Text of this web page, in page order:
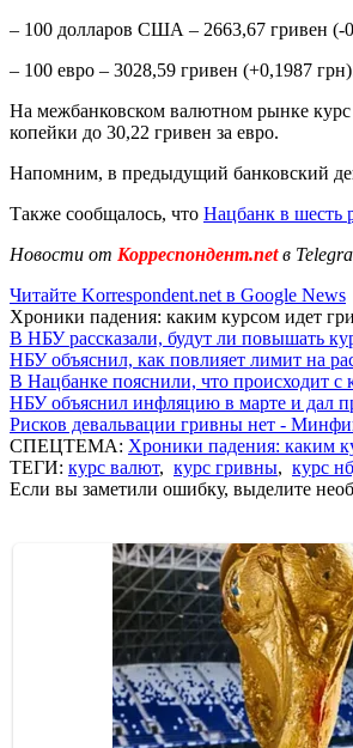
– 100 долларов США – 2663,67 гривен (-
– 100 евро – 3028,59 гривен (+0,1987
На межбанковском валютном рынке курс
копейки до 30,22 гривен за евро.
Напомним, в предыдущий банковский
Также сообщалось, что Нацбанк в шесть
Новости от Корреспондент.netв
Читайте Korrespondent.net в Google News
Хроники падения: каким курсом идет
В НБУ рассказали, будут ли повышать
НБУ объяснил, как повлияет лимит на
В Нацбанке пояснили, что происходит с
НБУ объяснил инфляцию в марте и дал
Рисков девальвации гривны нет -
СПЕЦТЕМА: Хроники падения: каким
ТЕГИ: курс валют, курс гривны, курс
Если вы заметили ошибку, выделите